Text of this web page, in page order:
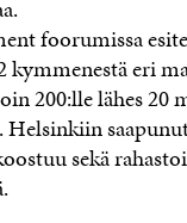
foorumissa
kymmenestä eri
200:lle lähes 20
sekä